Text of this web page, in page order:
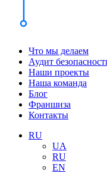
Что мы делаем
Аудит
Наши проекты
Наша команда
Блог
Франшиза
Контакты
RU
UA
RU
EN